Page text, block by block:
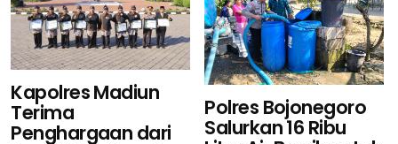
Kapolres Madiun
Terima
Penghargaan dari
Polres Bojonegoro
Salurkan 16 Ribu